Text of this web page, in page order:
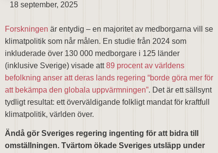
18 september, 2025
Forskningen är entydig – en majoritet av medborgarna vill se
klimatpolitik som når målen. En studie från 2024 som
inkluderade över 130 000 medborgare i 125 länder
(inklusive Sverige) visade att89 procent av världens
befolkning anser att deras lands regering “borde göra mer för
att bekämpa den globala uppvärmningen”. Det är ett sällsynt
tydligt resultat: ett överväldigande folkligt mandat för kraftfull
klimatpolitik, världen över.
Ändå gör Sveriges regering ingenting för att bidra till
omställningen. Tvärtom ökade Sveriges utsläpp under